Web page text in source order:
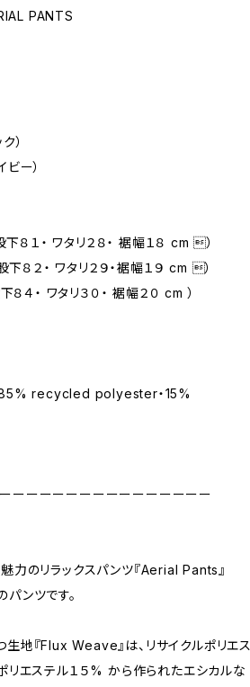
PANTS
）
ー）
８１・ ワタリ２８・ 裾幅１８ cm ）
下８２・ ワタリ２９・裾幅１９ cm ）
８４・ ワタリ３０・ 裾幅２０ cm ）
85% recycled polyester・15%
ーーーーーーーーーーーーーーー
力のリラックスパンツ『Aerial Pants』
ンツです。
地『Flux Weave』は、リサイクルポリエス
リエステル１５% から作られたエシカルな